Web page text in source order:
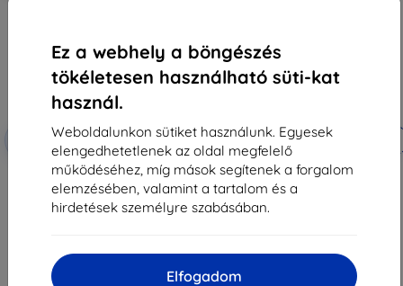
Ez a webhely a böngészés
tökéletesen használható süti-kat
használ.
Weboldalunkon sütiket használunk. Egyesek
elengedhetetlenek az oldal megfelelő
működéséhez, míg mások segítenek a forgalom
elemzésében, valamint a tartalom és a
hirdetések személyre szabásában.
Elfogadom
Kedvezmény
kuponnal
EXTRA10
3MK FlexibleGlass Google Pixel 5
hibrid üveg kijelzővédő
(5903108327961)
3 590 Ft
Raktáron > 5 darab
-10%
Kedvezmény
kuponnal
GHOSTEK ATOMIC Slim Case Pixel
5, piros
Raktáron > 5 darab